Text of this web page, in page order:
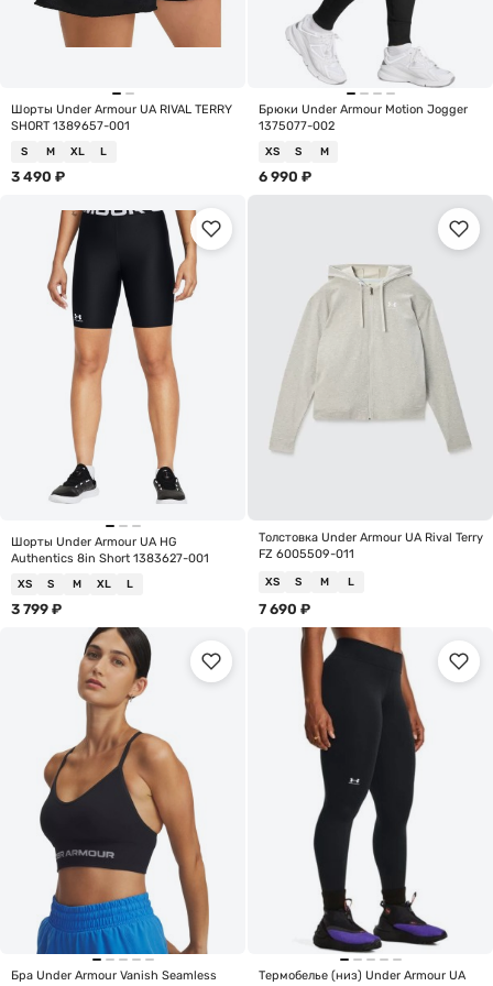
Шорты Under Armour UA RIVAL TERRY
SHORT 1389657-001
S M XL L
3 490 ₽
Брюки Under Armour Motion Jogger
1375077-002
XS S M
6 990 ₽
Шорты Under Armour UA HG
Authentics 8in Short 1383627-001
XS S M XL L
3 799 ₽
Толстовка Under Armour UA Rival Terry
FZ 6005509-011
XS S M L
7 690 ₽
Бра Under Armour Vanish Seamless
Термобелье (низ) Under Armour UA